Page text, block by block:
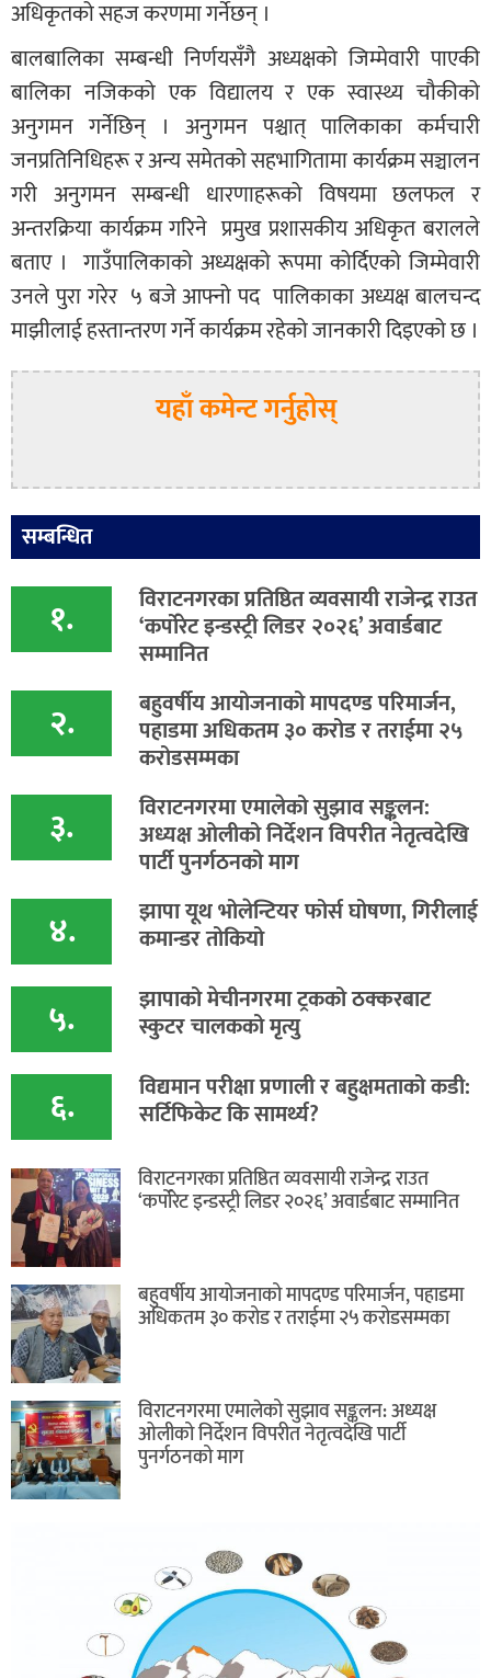
अधिकृतको सहज करणमा गर्नेछन् ।
बालबालिका सम्बन्धी निर्णयसँगै अध्यक्षको जिम्मेवारी पाएकी
बालिका नजिकको एक विद्यालय र एक स्वास्थ्य चौकीको
अनुगमन गर्नेछिन् । अनुगमन पश्चात् पालिकाका कर्मचारी
जनप्रतिनिधिहरू र अन्य समेतको सहभागितामा कार्यक्रम सञ्चालन
गरी अनुगमन सम्बन्धी धारणाहरूको विषयमा छलफल र
अन्तरक्रिया कार्यक्रम गरिने प्रमुख प्रशासकीय अधिकृत बरालले
बताए । गाउँपालिकाको अध्यक्षको रूपमा कोर्दिएको जिम्मेवारी
उनले पुरा गरेर ५ बजे आफ्नो पद पालिकाका अध्यक्ष बालचन्द
माझीलाई हस्तान्तरण गर्ने कार्यक्रम रहेको जानकारी दिइएको छ ।
यहाँ कमेन्ट गर्नुहोस्
सम्बन्धित
१. विराटनगरका प्रतिष्ठित व्यवसायी राजेन्द्र राउत
‘कर्पोरेट इन्डस्ट्री लिडर २०२६’ अवार्डबाट
सम्मानित
२. बहुवर्षीय आयोजनाको मापदण्ड परिमार्जन,
पहाडमा अधिकतम ३० करोड र तराईमा २५
करोडसम्मका
३. विराटनगरमा एमालेको सुझाव सङ्कलन:
अध्यक्ष ओलीको निर्देशन विपरीत नेतृत्वदेखि
पार्टी पुनर्गठनको माग
४. झापा यूथ भोलेन्टियर फोर्स घोषणा, गिरीलाई
कमान्डर तोकियो
५. ​झापाको मेचीनगरमा ट्रकको ठक्करबाट
स्कुटर चालकको मृत्यु
६. विद्यमान परीक्षा प्रणाली र बहुक्षमताको कडी:
सर्टिफिकेट कि सामर्थ्य?
विराटनगरका प्रतिष्ठित व्यवसायी राजेन्द्र राउत
‘कर्पोरेट इन्डस्ट्री लिडर २०२६’ अवार्डबाट सम्मानित
बहुवर्षीय आयोजनाको मापदण्ड परिमार्जन, पहाडमा
अधिकतम ३० करोड र तराईमा २५ करोडसम्मका
विराटनगरमा एमालेको सुझाव सङ्कलन: अध्यक्ष
ओलीको निर्देशन विपरीत नेतृत्वदेखि पार्टी
पुनर्गठनको माग